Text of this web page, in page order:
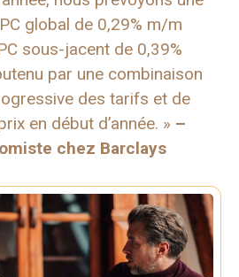
global de 0,29% m/m
sous-jacent de 0,39%
par une combinaison
des tarifs et de
en début d’année. » –
chez Barclays